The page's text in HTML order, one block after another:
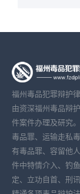
福州毒品犯罪辩护
由资深福州毒品辩
件案件办理及研究
毒品罪、运输走私
有毒品罪、容留他
件中特情介入、钓
定、立功自首、刑